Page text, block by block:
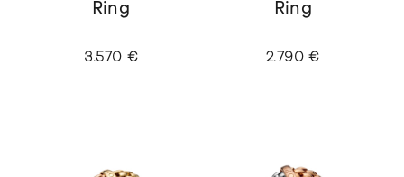
Ring
3.570 €
Ring
2.790 €